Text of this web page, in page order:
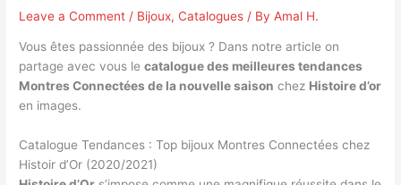
Leave a Comment / Bijoux,Catalogues / ByAmal H.
Vous êtes passionnée des bijoux ? Dans notre article on
partage avec vous lecatalogue des meilleures tendances
Montres Connectées de la nouvelle saison chez Histoire d’or
en images.
Catalogue Tendances : Top bijoux Montres Connectées chez
Histoir d’Or (2020/2021)